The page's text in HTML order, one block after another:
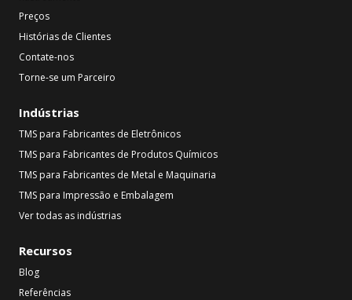
Preços
Histórias de Clientes
Contate-nos
Torne-se um Parceiro
Indústrias
TMS para Fabricantes de Eletrônicos
TMS para Fabricantes de Produtos Químicos
TMS para Fabricantes de Metal e Maquinaria
TMS para Impressão e Embalagem
Ver todas as indústrias
Recursos
Blog
Referências